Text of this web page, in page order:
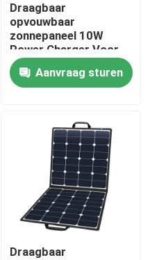
Draagbaar
opvouwbaar
zonnepaneel 10W
Power Charger Voor
kamperen Reis
WandelenAanvraag sturen
Draagbaar